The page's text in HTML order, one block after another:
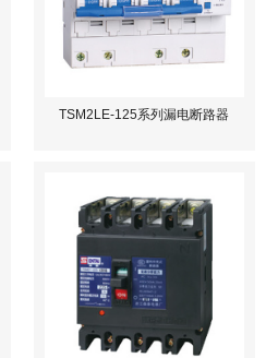
TSM2LE-125系列漏电断路器